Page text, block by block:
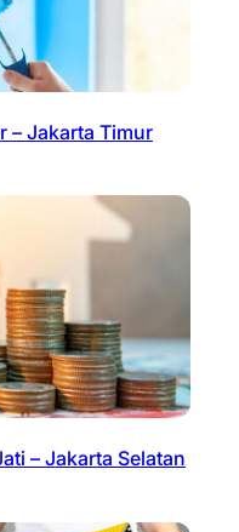
– Jakarta Timur
– Jakarta Selatan